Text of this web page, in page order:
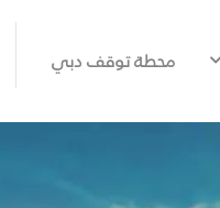
محطة توقف دبي